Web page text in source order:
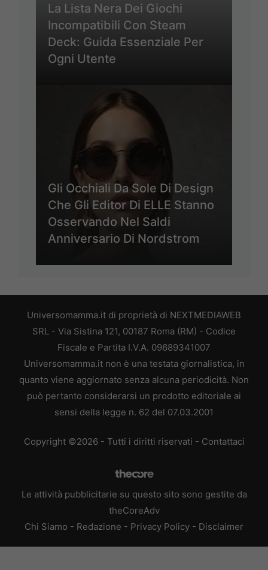
La Lista Nera Dei Giochi
Incompatibili Con Steam
Deck: Guida Essenziale Per
Ogni Utente
Gli Occhiali Da Sole Di Design
Che Gli Editor Di ELLE Stanno
Osservando Nel Saldi
Anniversario Di Nordstrom
Universomamma.it di proprietà di NEXTMEDIAWEB
SRL - Via Sistina 121, 00187 Roma (RM) - Codice
Fiscale e Partita I.V.A. 09689341007
Universomamma.it non è una testata giornalistica, in
quanto viene aggiornato senza alcuna periodicità. Non
può pertanto considerarsi un prodotto editoriale ai
sensi della legge n. 62 del 07.03.2001
Copyright ©2026 - Tutti i diritti riservati - Contattaci
Le attività pubblicitarie su questo sito sono gestite da
theCoreAdv
Chi Siamo - Redazione - Privacy Policy - Disclaimer